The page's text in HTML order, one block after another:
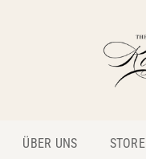
HOUSE
ÜBER UNS STORE